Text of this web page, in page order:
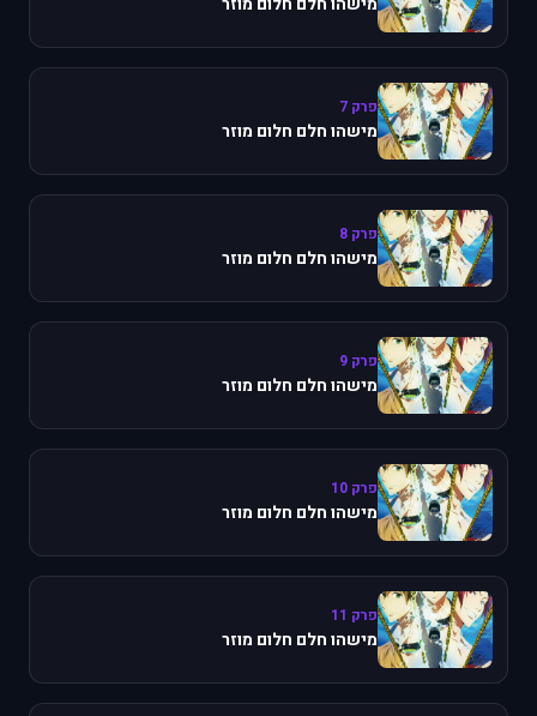
פרק 7
מישהו חלם חלום מוזר
פרק 8
מישהו חלם חלום מוזר
פרק 9
מישהו חלם חלום מוזר
פרק 10
מישהו חלם חלום מוזר
פרק 11
מישהו חלם חלום מוזר